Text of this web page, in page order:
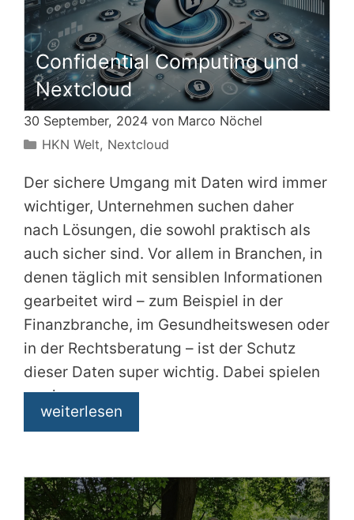
Confidential Computing und
Nextcloud
30 September, 2024 von Marco Nöchel
Kategorien
HKN Welt, Nextcloud
Der sichere Umgang mit Daten wird immer
wichtiger, Unternehmen suchen daher
nach Lösungen, die sowohl praktisch als
auch sicher sind. Vor allem in Branchen, in
denen täglich mit sensiblen Informationen
gearbeitet wird – zum Beispiel in der
Finanzbranche, im Gesundheitswesen oder
in der Rechtsberatung – ist der Schutz
dieser Daten super wichtig. Dabei spielen
zwei
weiterlesen